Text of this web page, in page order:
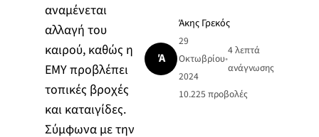
αναμένεται
αλλαγή του
καιρού, καθώς η
ΕΜΥ προβλέπει
τοπικές βροχές
και καταιγίδες.
Σύμφωνα με την
Ά
Άκης Γρεκός
29
Οκτωβρίου
2024
•
4 λεπτά
ανάγνωσης
10.225 προβολές